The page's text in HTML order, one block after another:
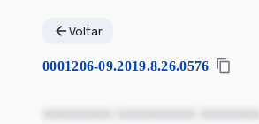
Voltar
0001206-09.2019.8.26.0576
xxxxxxxx xxxxxxxxx xxxxxxx